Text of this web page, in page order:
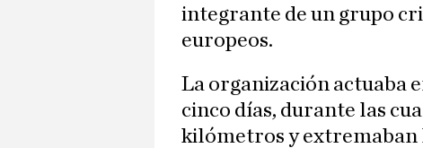
integrante de un grupo
europeos.
La organización actuaba
cinco días, durante las
kilómetros y extremaban